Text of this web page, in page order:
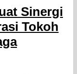
Sinergi
Tokoh